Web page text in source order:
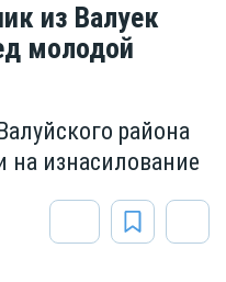
из Валуек
молодой
района
на изнасилование